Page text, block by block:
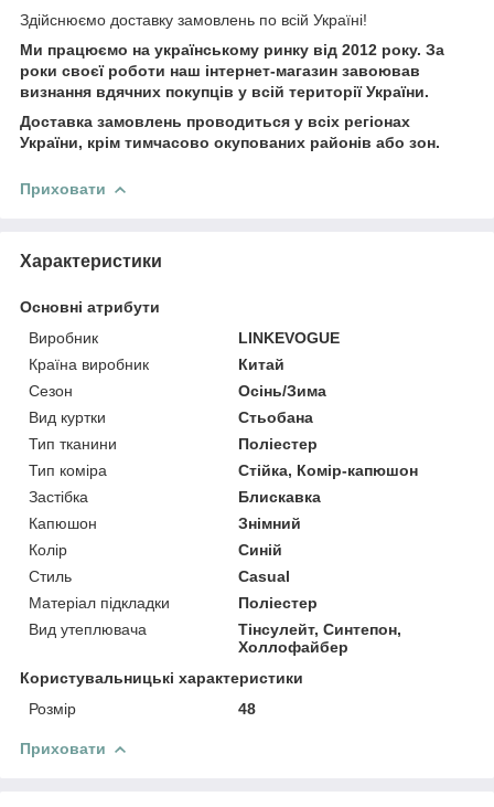
Здійснюємо доставку замовлень по всій Україні!
Ми працюємо на українському ринку від 2012 року. За
роки своєї роботи наш інтернет-магазин завоював
визнання вдячних покупців у всій території України.
Доставка замовлень проводиться у всіх регіонах
України, крім тимчасово окупованих районів або зон.
Приховати
Характеристики
Основні атрибути
Виробник
LINKEVOGUE
Країна виробник
Китай
Сезон
Осінь/Зима
Вид куртки
Стьобана
Тип тканини
Поліестер
Тип коміра
Стійка, Комір-капюшон
Застібка
Блискавка
Капюшон
Знімний
Колір
Синій
Стиль
Casual
Матеріал підкладки
Поліестер
Вид утеплювача
Тінсулейт, Синтепон,
Холлофайбер
Користувальницькі характеристики
Розмір
48
Приховати